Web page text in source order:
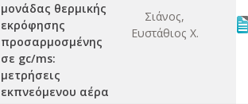
μονάδας θερμικής
εκρόφησης
προσαρμοσμένης
σε gc/ms:
μετρήσεις
εκπνεόμενου αέρα
Σιάνος,
Ευστάθιος Χ.